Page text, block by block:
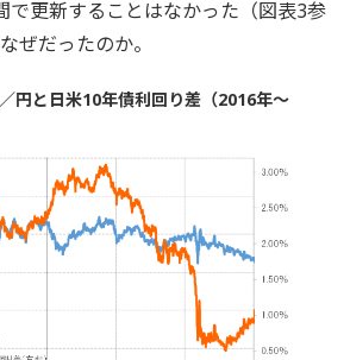
で更新することはなかった（図表3参
ぜだったのか。
円と日米10年債利回り差（2016年～